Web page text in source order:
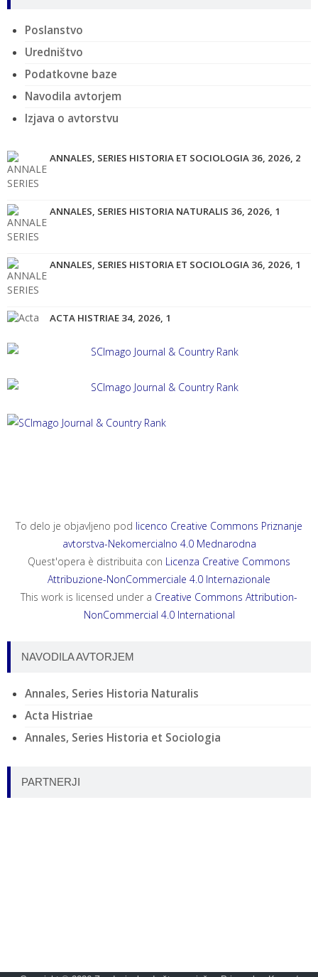
Poslanstvo
Uredništvo
Podatkovne baze
Navodila avtorjem
Izjava o avtorstvu
ANNALES, SERIES HISTORIA ET SOCIOLOGIA 36, 2026, 2
ANNALES, SERIES HISTORIA NATURALIS 36, 2026, 1
ANNALES, SERIES HISTORIA ET SOCIOLOGIA 36, 2026, 1
ACTA HISTRIAE 34, 2026, 1
ANNALES, SERIES HISTORIA ET SOCIOLOGIA 35, 2025, 4
To delo je objavljeno pod licenco Creative Commons Priznanje
avtorstva-Nekomercialno 4.0 Mednarodna
Quest'opera è distribuita con Licenza Creative Commons
Attribuzione-NonCommerciale 4.0 Internazionale
This work is licensed under a Creative Commons Attribution-
NonCommercial 4.0 International
NAVODILA AVTORJEM
Annales, Series Historia Naturalis
Acta Histriae
Annales, Series Historia et Sociologia
PARTNERJI